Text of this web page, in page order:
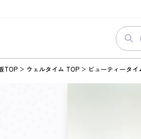
TOP ウェルタイム TOP ビューティータイ